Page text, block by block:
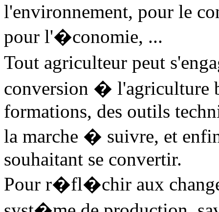
l'environnement, pour le
pour l'�conomie, ...
Tout agriculteur peut
conversion � l'agriculture
formations, des outils
la marche � suivre, et
souhaitant se convertir.
Pour r�fl�chir aux